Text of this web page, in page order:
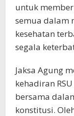
untuk
semua dalam
kesehatan
segala
Jaksa Agung
kehadiran
bersama
konstitusi.